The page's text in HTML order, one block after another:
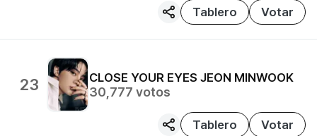
Tablero Votar
23 CLOSE YOUR EYES JEON MINWOOK
30,777 votos
Tablero Votar